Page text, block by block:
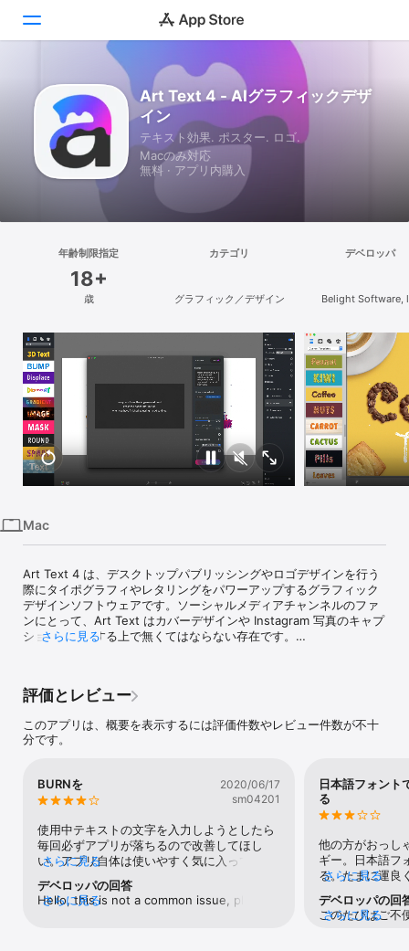
見つける
Arcade
創作する
楽しむ
開発する
検索
プラットフォーム
iPhone
iPad
Mac
Watch
Art Text 4 - AIグラフィックデザ
イン
テキスト効果. ポスター. ロゴ.
Macのみ対応
無料 · アプリ内購入
年齢制限指定
18+
歳
カテゴリ
グラフィック／デザイン
デベロッパ
Belight Software,
Mac
Art Text 4 は、デスクトップパブリッシングやロゴデザインを行う
際にタイポグラフィやレタリングをパワーアップするグラフィック
デザインソフトウェアです。ソーシャルメディアチャンネルのファ
ンにとって、Art Text はカバーデザインや Instagram 写真のキャプ
ションを作成する上で無くてはならない存在です。
Keynote の見出しアニメーションなどのテキスト効果をすばやく簡
数多くのテンプレート、テキストデザインプリセット、および編集
トのタイトル、会社のロゴ、本の表紙、Facebook／Instagram／
Twitter のカバーや投稿に使用できる美しいテキストエフェクトを
作成できます。
円形のテキストの作成
• ユニークな 3D エンジン。
Art Text にテキストを入力すると、その場でユーザ指定の書体から
3D モデルが作成されます。
さらに見る
評価とレビュー
このアプリは、概要を表示するには評価件数やレビュー件数が不十
分です。
BURNを
2020/06/17
sm04201
使用中テキストの文字を入力しようとしたら
毎回必ずアプリが落ちるので改善してほし
い。アプリ自体は使いやすく気に入っている
さらに見る
デベロッパの回答
Hello, this is not a common issue, please
さらに見る
日本語フォント
る
他の方がおっし
ギー。日本語フ
る。たまに運良
本語フォントの
いソフトなので
さらに見る
デベロッパの回
このたびはご不
さらに見る